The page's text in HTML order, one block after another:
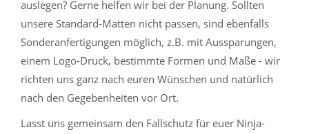
auslegen? Gerne helfen wir bei der Planung. Sollten
unsere Standard-Matten nicht passen, sind ebenfalls
Sonderanfertigungen möglich, z.B. mit Aussparungen,
einem Logo-Druck, bestimmte Formen und Maße - wir
richten uns ganz nach euren Wünschen und natürlich
nach den Gegebenheiten vor Ort.
Lasst uns gemeinsam den Fallschutz für euer Ninja-